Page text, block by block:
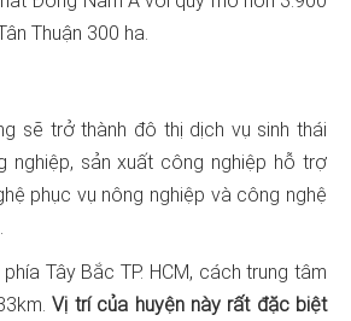
Thuận 300 ha.
sẽ trở thành đô thị dịch vụ sinh thái
nghiệp, sản xuất công nghiệp hỗ trợ
phục vụ nông nghiệp và công nghệ
Tây Bắc TP. HCM, cách trung tâm
Vị trí của huyện này rất đặc biệt